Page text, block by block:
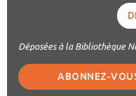
Déposées à la Bibliothèque
ABONNEZ-